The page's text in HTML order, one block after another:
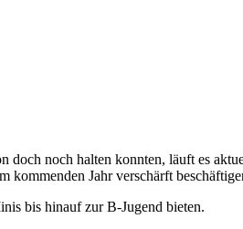
noch halten konnten, läuft es
Jahr verschärft
bis hinauf zur B-Jugend bieten.